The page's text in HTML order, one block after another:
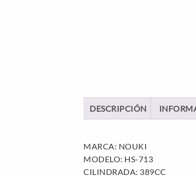
DESCRIPCIÓN
MARCA: NOUKI
MODELO: HS-713
CILINDRADA: 389CC